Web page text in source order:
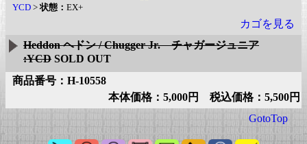
YCD >状態： EX+
カゴを見る
Heddon ヘドン / Chugger Jr. チャガージュニア
:YCD SOLD OUT
商品番号：H-10558
本体価格：5,000円 税込価格：5,500円
GotoTop